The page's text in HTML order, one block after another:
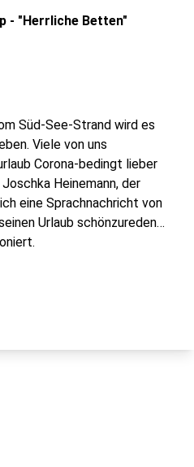
- "Herrliche Betten"
Süd-See-Strand wird es
Viele von uns
Corona-bedingt lieber
Heinemann, der
eine Sprachnachricht von
Urlaub schönzureden…